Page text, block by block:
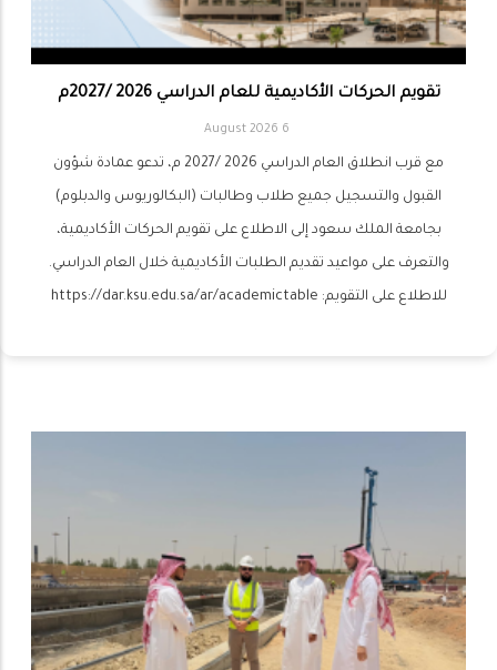
تقويم الحركات الأكاديمية للعام الدراسي 2026 /2027م
6 August 2026
مع قرب انطلاق العام الدراسي 2026 /2027 م، تدعو عمادة شؤون
القبول والتسجيل جميع طلاب وطالبات (البكالوريوس والدبلوم)
بجامعة الملك سعود إلى الاطلاع على تقويم الحركات الأكاديمية،
والتعرف على مواعيد تقديم الطلبات الأكاديمية خلال العام الدراسي.
للاطلاع على التقويم: https://dar.ksu.edu.sa/ar/academictable